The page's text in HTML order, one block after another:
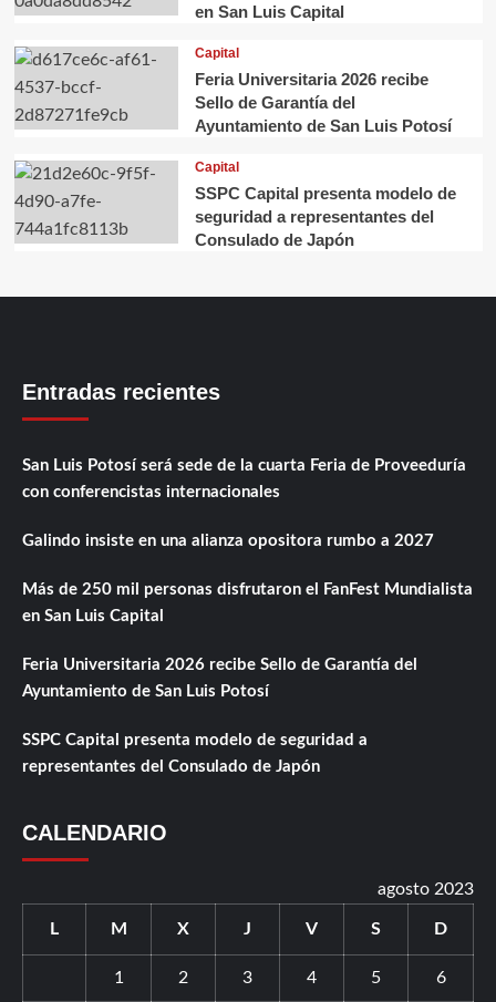
en San Luis Capital
Capital
Feria Universitaria 2026 recibe
Sello de Garantía del
Ayuntamiento de San Luis Potosí
Capital
SSPC Capital presenta modelo de
seguridad a representantes del
Consulado de Japón
Entradas recientes
San Luis Potosí será sede de la cuarta Feria de Proveeduría
con conferencistas internacionales
Galindo insiste en una alianza opositora rumbo a 2027
Más de 250 mil personas disfrutaron el FanFest Mundialista
en San Luis Capital
Feria Universitaria 2026 recibe Sello de Garantía del
Ayuntamiento de San Luis Potosí
SSPC Capital presenta modelo de seguridad a
representantes del Consulado de Japón
CALENDARIO
agosto 2023
L M X J V S D
1 2 3 4 5 6